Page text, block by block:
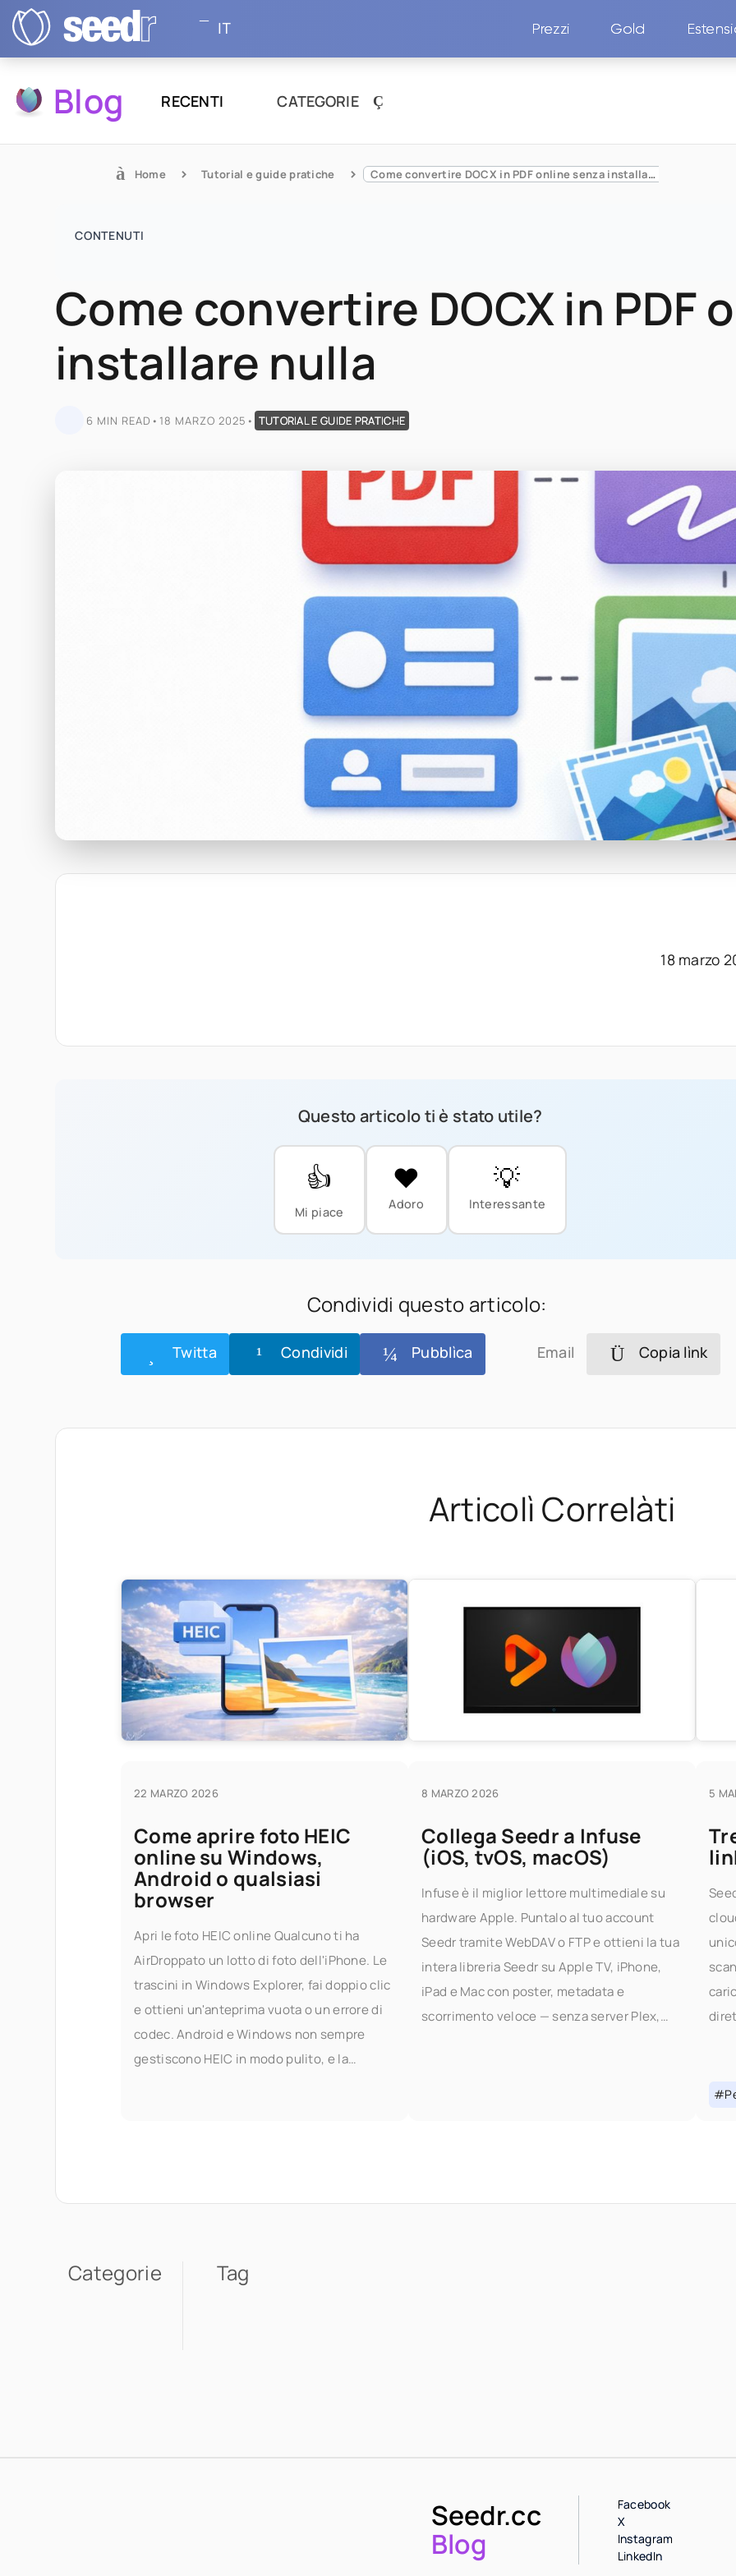
IT Prezzi Gold
Blog RECENTI CATEGORIE
Home Tutorial e guide pratiche Come convertire DOCX in PDF online senza installare nulla
CONTENUTI
Come convertire DOCX in PDF
installare nulla
6 MIN READ • 18 MARZO 2025 • TUTORIAL E GUIDE PRATICHE
18 marzo
Questo articolo ti è stato utile?
👍
Mi piace
❤️
Adoro
💡
Interessante
Condividi questo articolo:
Twitta Condividi Pubblìca Email Copia lìnk
Articolì Correlàti
22 MARZO 2026
Come aprire foto HEIC
online su Windows,
Android o qualsiasi
browser
Apri le foto HEIC online Qualcuno ti ha
AirDroppato un lotto di foto dell'iPhone. Le
trascini in Windows Explorer, fai doppio clic
e ottieni un'anteprima vuota o un errore di
codec. Android e Windows non sempre
gestiscono HEIC in modo pulito, e la
8 MARZO 2026
Collega Seedr a Infuse
(iOS, tvOS, macOS)
Infuse è il miglior lettore multimediale su
hardware Apple. Puntalo al tuo account
Seedr tramite WebDAV o FTP e ottieni la tua
intera libreria Seedr su Apple TV, iPhone,
iPad e Mac con poster, metadata e
scorrimento veloce — senza server Plex,
5
Categorie Tag
Seedr.cc
Blog
Facebook
X
Instagram
LinkedIn